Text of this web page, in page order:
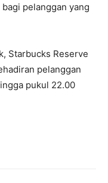
pelanggan yang
Starbucks Reserve
pelanggan
pukul 22.00